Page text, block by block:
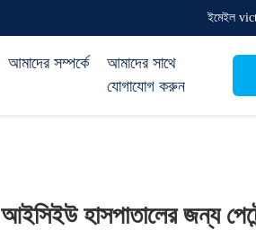
ইমেইল
আমাদের সম্পর্কে
আমাদের সাথে
যোগাযোগ করুন
আইসিইউ হাসপাতালের জন্য